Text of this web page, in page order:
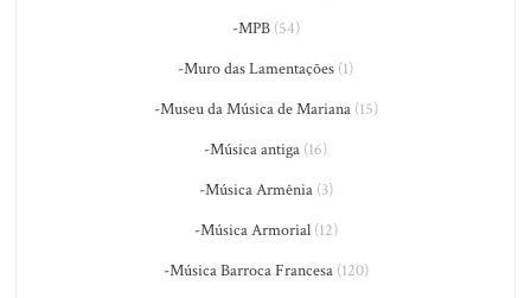
-MPB(54)
-Muro das Lamentações (1)
-Museu da Música de Mariana(15)
-Música antiga (16)
-Música Armênia(3)
-Música Armorial(12)
-Música Barroca Francesa(120)